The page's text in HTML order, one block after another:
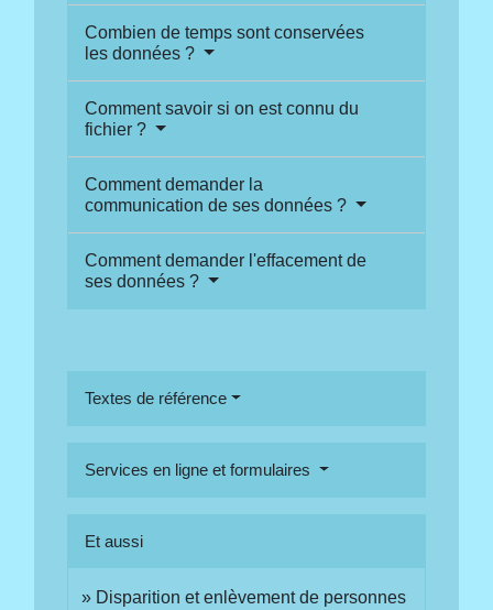
Combien de temps sont conservées
les données ?
Comment savoir si on est connu du
fichier ?
Comment demander la
communication de ses données ?
Comment demander l'effacement de
ses données ?
Textes de référence
Services en ligne et formulaires
Et aussi
Disparition et enlèvement de personnes